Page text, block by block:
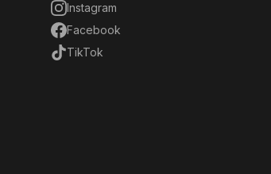
Instagram
Facebook
TikTok